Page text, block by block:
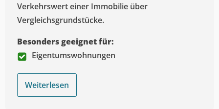
Verkehrswert einer Immobilie über
Vergleichsgrundstücke.
Besonders geeignet für:
Eigentumswohnungen
Weiterlesen